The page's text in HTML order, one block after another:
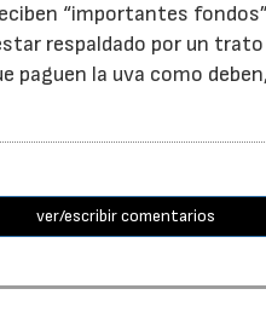
“importantes
respaldado por un
paguen la uva como
ver/escribir comentarios